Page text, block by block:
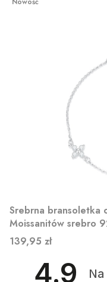
Srebrna bransoletka
Moissanitów srebro
Cena
139,95 zł
4.9